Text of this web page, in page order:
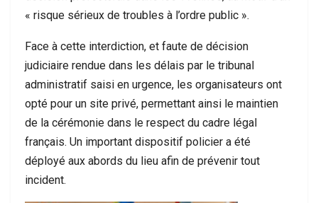
« risque sérieux de troubles à l’ordre public ».
Face à cette interdiction, et faute de décision
judiciaire rendue dans les délais par le tribunal
administratif saisi en urgence, les organisateurs ont
opté pour un site privé, permettant ainsi le maintien
de la cérémonie dans le respect du cadre légal
français. Un important dispositif policier a été
déployé aux abords du lieu afin de prévenir tout
incident.